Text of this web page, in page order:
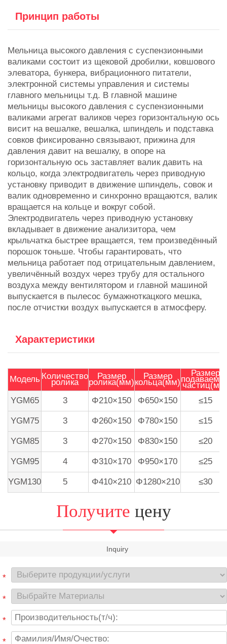
Принцип работы
Мельница высокого давления с суспензионными
валиками состоит из щековой дробилки, ковшового
элеватора, бункера, вибрационного питатели,
электронной системы управления и системы
главного мельницы т.д. В главной машине
мельницы высокого давления с суспензионными
валиками агрегат валиков через горизонтальную ось
висит на вешалке, вешалка, шпиндель и подставка
совков фиксированно связывают, прижина для
давления давит на вешалку, в опоре на
горизонтальную ось заставляет валик давить на
кольцо, когда электродвигатель через приводную
установку приводит в движение шпиндель, совок и
валик одновременно и синхронно вращаются, валик
вращается на кольце и вокруг собой.
Электродвигатель через приводную установку
вкладывает в движение анализитора, чем
крыльчатка быстрее вращается, тем произведённый
порошок тоньше. Чтобы гарантировать, что
мельница работает под отрицательным давлением,
увеличённый воздух через трубу для остального
воздуха между вентилятором и главной машиной
выпускается в пылесос бумажноткацкого мешка,
после отчистки воздух выпускается в атмосферу.
Характеристики
Модель Количество
ролика
Размер
ролика(мм)
Размер
кольца(мм)
Размер
YGM65
3 Φ210×150 Φ650×150 ≤15
YGM75 3 Φ260×150 Φ780×150 ≤15
YGM85 3 Φ270×150 Φ830×150 ≤20
YGM95 4 Φ310×170 Φ950×170 ≤25
YGM130 5 Φ410×210 Φ1280×210 ≤30
Получите цену
Inquiry
*
*
*
*